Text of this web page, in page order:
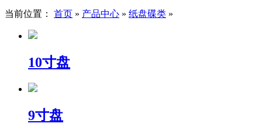
当前位置： 首页 » 产品中心 » 纸盘碟类 »
10寸盘
9寸盘